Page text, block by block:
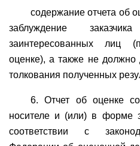
содержание отчета об
заблуждение
заинтересованных лиц
оценке), а также не должно
толкования полученных
6. Отчет об оценке
носителе и (или) в форме
соответствии с